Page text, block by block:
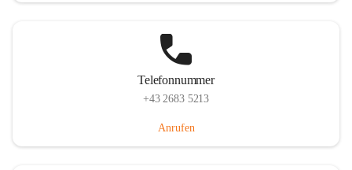
Telefonnummer
+43 2683 5213
Anrufen